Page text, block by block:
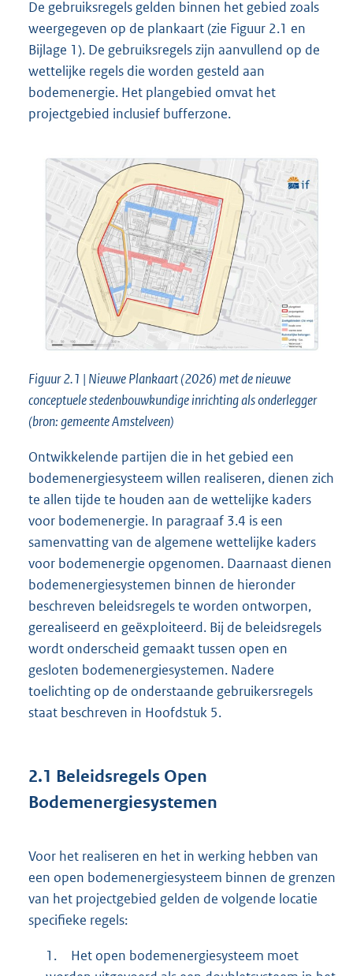
De gebruiksregels gelden binnen het gebied zoals
weergegeven op de plankaart (zie Figuur 2.1 en
Bijlage 1). De gebruiksregels zijn aanvullend op de
wettelijke regels die worden gesteld aan
bodemenergie. Het plangebied omvat het
projectgebied inclusief bufferzone.
Figuur 2.1 | Nieuwe Plankaart (2026) met de nieuwe
conceptuele stedenbouwkundige inrichting als onderlegger
(bron: gemeente Amstelveen)
Ontwikkelende partijen die in het gebied een
bodemenergiesysteem willen realiseren, dienen zich
te allen tijde te houden aan de wettelijke kaders
voor bodemenergie. In paragraaf 3.4 is een
samenvatting van de algemene wettelijke kaders
voor bodemenergie opgenomen. Daarnaast dienen
bodemenergiesystemen binnen de hieronder
beschreven beleidsregels te worden ontworpen,
gerealiseerd en geëxploiteerd. Bij de beleidsregels
wordt onderscheid gemaakt tussen open en
gesloten bodemenergiesystemen. Nadere
toelichting op de onderstaande gebruikersregels
staat beschreven in Hoofdstuk 5.
2.1 Beleidsregels Open
Bodemenergiesystemen
Voor het realiseren en het in werking hebben van
een open bodemenergiesysteem binnen de grenzen
van het projectgebied gelden de volgende locatie
specifieke regels:
1.
Het open bodemenergiesysteem moet